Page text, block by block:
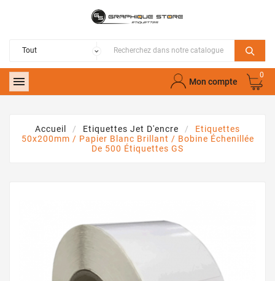
 Mon compte
0
Accueil Etiquettes Jet D'encre
Etiquettes
50x200mm / Papier Blanc Brillant / Bobine Échenillée
De 500 Étiquettes GS